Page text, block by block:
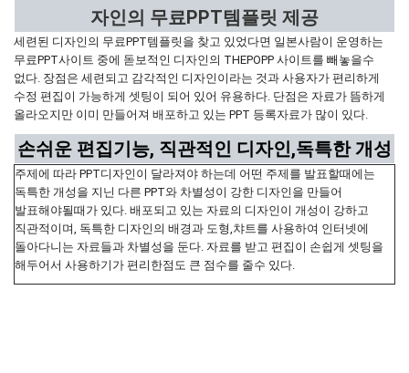
자인의 무료PPT템플릿 제공
세련된 디자인의 무료PPT템플릿을 찾고 있었다면 일본사람이 운영하는
무료PPT사이트 중에 돋보적인 디자인의 THEPOPP 사이트를 빼놓을수
없다. 장점은 세련되고 감각적인 디자인이라는 것과 사용자가 편리하게
수정 편집이 가능하게 셋팅이 되어 있어 유용하다. 단점은 자료가 뜸하게
올라오지만 이미 만들어져 배포하고 있는 PPT 등록자료가 많이 있다.
손쉬운 편집기능, 직관적인 디자인,독특한 개성
주제에 따라 PPT디자인이 달라져야 하는데 어떤 주제를 발표할때에는
독특한 개성을 지닌 다른 PPT와 차별성이 강한 디자인을 만들어
발표해야될때가 있다. 배포되고 있는 자료의 디자인이 개성이 강하고
직관적이며, 독특한 디자인의 배경과 도형,챠트를 사용하여 인터넷에
돌아다니는 자료들과 차별성을 둔다. 자료를 받고 편집이 손쉽게 셋팅을
해두어서 사용하기가 편리한점도 큰 점수를 줄수 있다.